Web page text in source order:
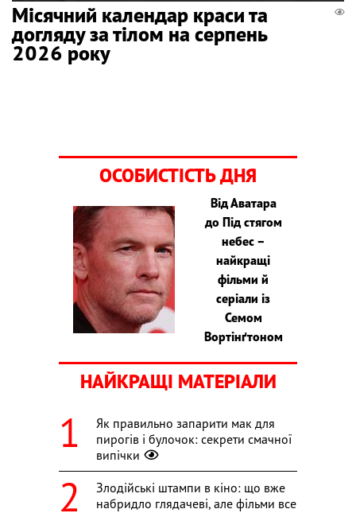
Місячний календар краси та
догляду за тілом на серпень
2026 року
ОСОБИСТІСТЬ ДНЯ
Від Аватара
до Під стягом
небес –
найкращі
фільми й
серіали із
Семом
Вортінґтоном
НАЙКРАЩІ МАТЕРІАЛИ
Як правильно запарити мак для
пирогів і булочок: секрети смачної
випічки
Злодійські штампи в кіно: що вже
набридло глядачеві, але фільми все